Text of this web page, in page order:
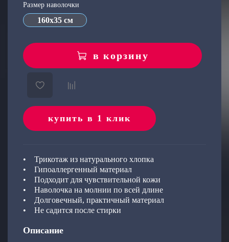
Размер наволочки
160х35 см
в корзину
купить в 1 клик
• Трикотаж из натурального хлопка
• Гипоаллергенный материал
• Подходит для чувствительной кожи
• Наволочка на молнии по всей длине
• Долговечный, практичный материал
• Не садится после стирки
Описание
Подробнее
об оплате Плайтом
недели